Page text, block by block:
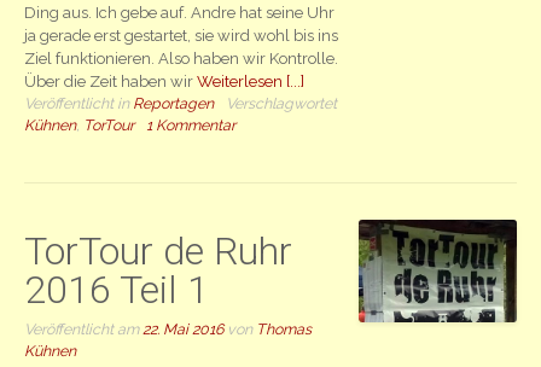
Ding aus. Ich gebe auf. Andre hat seine Uhr
ja gerade erst gestartet, sie wird wohl bis ins
Ziel funktionieren. Also haben wir Kontrolle.
Über die Zeit haben wirWeiterlesen [...]
Veröffentlicht in Reportagen
Verschlagwortet
Kühnen, TorTour 1 Kommentar
TorTour de Ruhr
2016 Teil 1
Veröffentlicht am 22. Mai 2016von Thomas
Kühnen